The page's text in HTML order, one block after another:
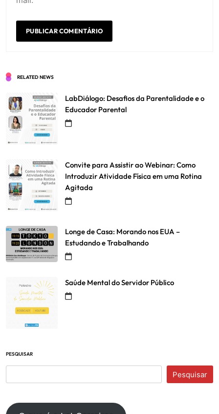
RELATED NEWS
LabDiálogo: Desafios da Parentalidade e o
Educador Parental
Convite para Assistir ao Webinar: Como
Introduzir Atividade Física em uma Rotina
Agitada
Longe de Casa: Morando nos EUA –
Estudando e Trabalhando
Saúde Mental do Servidor Público
PESQUISAR
Pesquisar